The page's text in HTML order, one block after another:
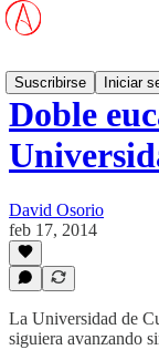
Suscribirse
Iniciar
Doble
David Osorio
feb 17, 2014
La Universidad de
siguiera avanzando